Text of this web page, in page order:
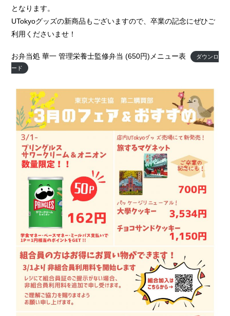
となります。
UTokyoグッズの新商品もございますので、卒業の記念にぜひご
利用くださいませ！
お弁当処 華一 管理栄養士監修弁当 (650円)メニュー表
ダウンロ
ード